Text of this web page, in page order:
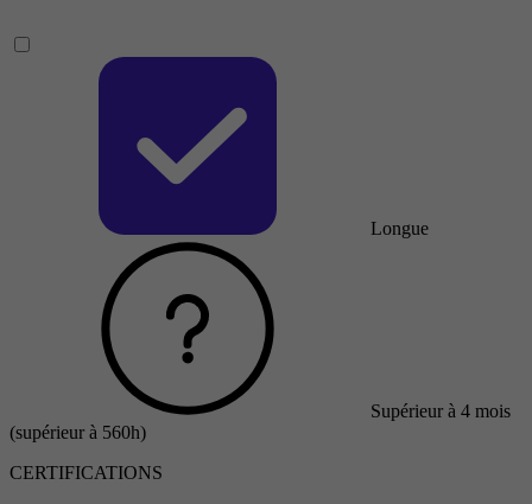
Longue
Supérieur à 4 mois
(supérieur à 560h)
CERTIFICATIONS